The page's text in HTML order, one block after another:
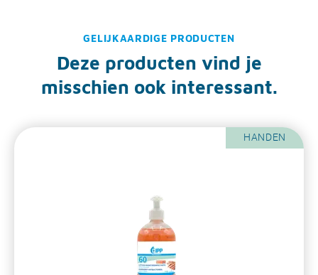
GELIJKAARDIGE PRODUCTEN
Deze producten vind je
misschien ook interessant.
HANDEN